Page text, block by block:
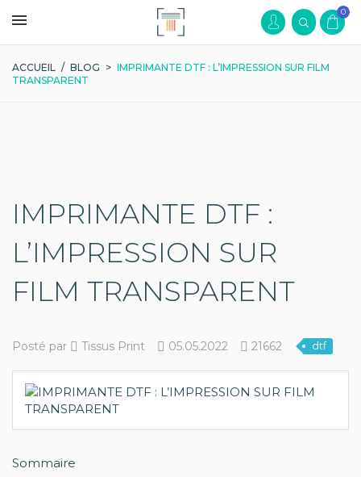
0
ACCUEIL / BLOG > IMPRIMANTE DTF : L’IMPRESSION SUR FILM
TRANSPARENT
IMPRIMANTE DTF :
L’IMPRESSION SUR
FILM TRANSPARENT
Posté par Tissus Print 05.05.2022 21662 dtf
Sommaire